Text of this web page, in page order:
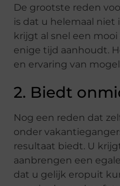
De grootste reden
is dat u helemaal niet
krijgt al snel een
enige tijd aanhoudt.
en ervaring van
2. Biedt
Nog een reden dat
onder
resultaat biedt. U
aanbrengen een
dat u gelijk eropuit